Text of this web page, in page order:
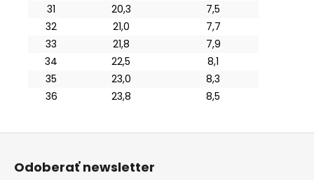
31
20,3
7,5
32
21,0
7,7
33
21,8
7,9
34
22,5
8,1
35
23,0
8,3
36
23,8 8,5
Odoberať newsletter